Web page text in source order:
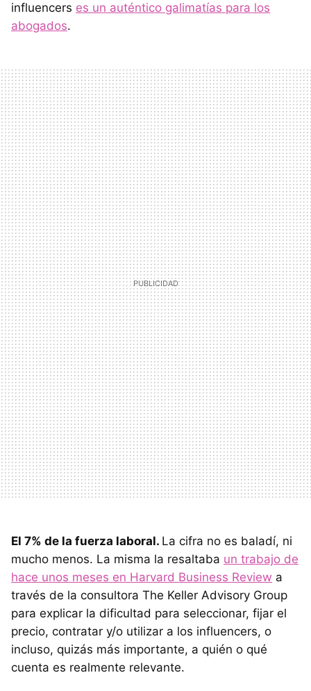
influencers es un auténtico galimatías para los
abogados.
El 7% de la fuerza laboral. La cifra no es baladí, ni
mucho menos. La misma la resaltaba un trabajo de
hace unos meses en Harvard Business Review a
través de la consultora The Keller Advisory Group
para explicar la dificultad para seleccionar, fijar el
precio, contratar y/o utilizar a los influencers, o
incluso, quizás más importante, a quién o qué
cuenta es realmente relevante.